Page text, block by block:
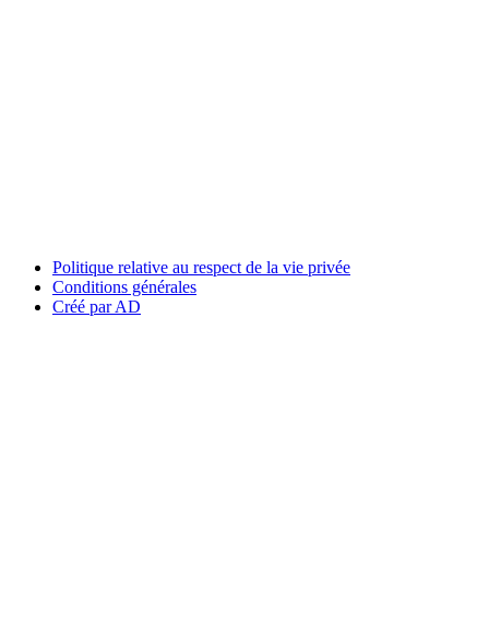
Politique relative au respect de la vie privée
Conditions générales
Créé par AD